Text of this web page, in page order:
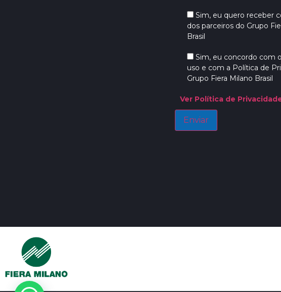
Sim, eu quero receber
dos parceiros do Grupo
Brasil
Sim, eu concordo com
uso e com a Política de
Grupo Fiera Milano Brasil
Ver Política de